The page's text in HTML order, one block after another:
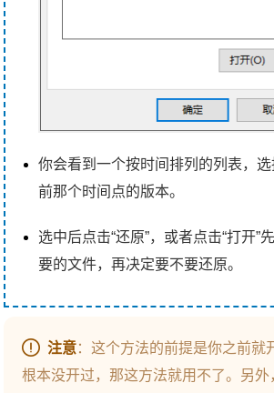
你会看到一个按时间排列的列表，
前那个时间点的版本。
选中后点击“还原”，或者点击“打开”
要的文件，再决定要不要还原。
注意：这个方法的前提是你之前就
根本没开过，那这方法就用不了。另外